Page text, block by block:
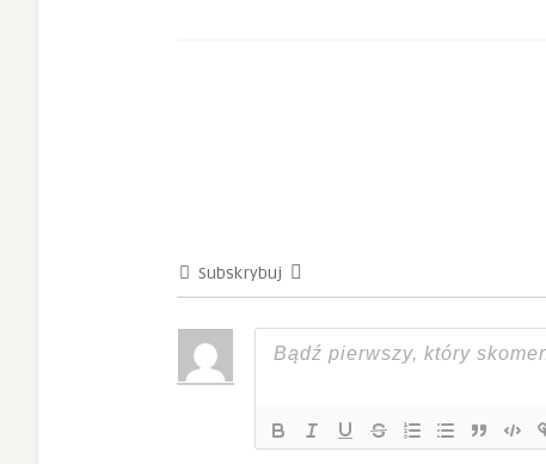
Subskrybuj